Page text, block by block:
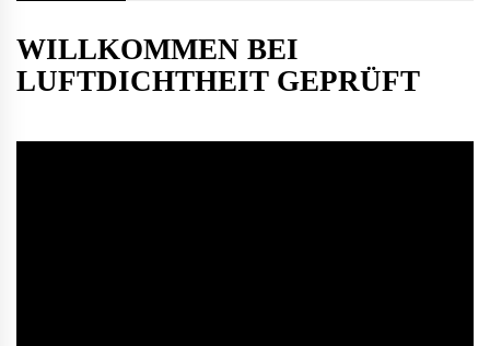
WILLKOMMEN BEI
LUFTDICHTHEIT GEPRÜFT